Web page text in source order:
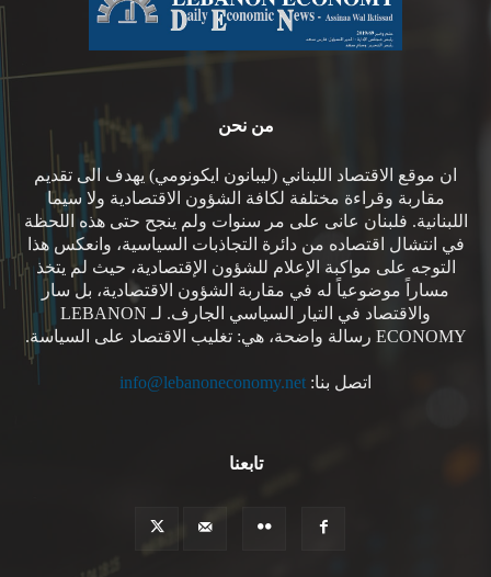
من نحن
ان موقع الاقتصاد اللبناني (ليبانون ايكونومي) يهدف الى تقديم
مقاربة وقراءة مختلفة لكافة الشؤون الاقتصادية ولا سيما
اللبنانية. فلبنان عانى على مر سنوات ولم ينجح حتى هذه اللحظة
في انتشال اقتصاده من دائرة التجاذبات السياسية، وانعكس هذا
التوجه على مواكبة الإعلام للشؤون الإقتصادية، حيث لم يتخذ
مساراً موضوعياً له في مقاربة الشؤون الاقتصادية، بل سار
والاقتصاد في التيار السياسي الجارف. لـ LEBANON
ECONOMY رسالة واضحة، هي: تغليب الاقتصاد على السياسة.
اتصل بنا: info@lebanoneconomy.net
تابعنا